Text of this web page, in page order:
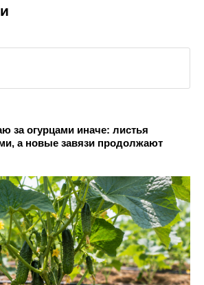
за огурцами иначе: листья
а новые завязи продолжают